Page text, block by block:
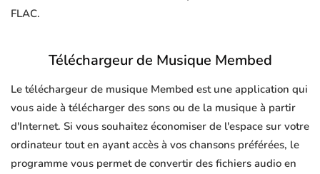
FLAC.
Téléchargeur de Musique Membed
Le téléchargeur de musique Membed est une application qui
vous aide à télécharger des sons ou de la musique à partir
d'Internet. Si vous souhaitez économiser de l'espace sur votre
ordinateur tout en ayant accès à vos chansons préférées, le
programme vous permet de convertir des fichiers audio en